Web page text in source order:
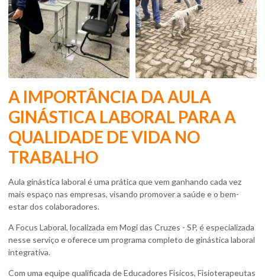
A IMPORTÂNCIA DA AULA
GINÁSTICA LABORAL PARA A
QUALIDADE DE VIDA NO
TRABALHO
Aula ginástica laboral é uma prática que vem ganhando cada vez
mais espaço nas empresas, visando promover a saúde e o bem-
estar dos colaboradores.
A Focus Laboral, localizada em Mogi das Cruzes - SP, é especializada
nesse serviço e oferece um programa completo de ginástica laboral
integrativa.
Com uma equipe qualificada de Educadores Físicos, Fisioterapeutas